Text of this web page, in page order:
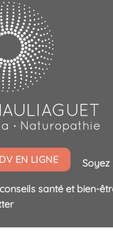
EN LIGNE
santé et bien-